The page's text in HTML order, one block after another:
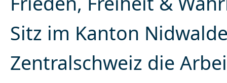
Sitz im Kanton
Zentralschweiz die